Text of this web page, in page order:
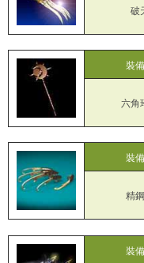
破
裝
六角
裝
精
裝